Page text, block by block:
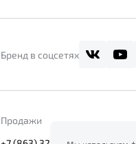
Бренд в соцсетях
Продажи